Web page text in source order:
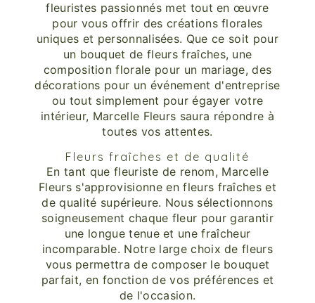
fleuristes passionnés met tout en œuvre
pour vous offrir des créations florales
uniques et personnalisées. Que ce soit pour
un bouquet de fleurs fraîches, une
composition florale pour un mariage, des
décorations pour un événement d'entreprise
ou tout simplement pour égayer votre
intérieur, Marcelle Fleurs saura répondre à
toutes vos attentes.
Fleurs fraîches et de qualité
En tant que fleuriste de renom, Marcelle
Fleurs s'approvisionne en fleurs fraîches et
de qualité supérieure. Nous sélectionnons
soigneusement chaque fleur pour garantir
une longue tenue et une fraîcheur
incomparable. Notre large choix de fleurs
vous permettra de composer le bouquet
parfait, en fonction de vos préférences et
de l'occasion.